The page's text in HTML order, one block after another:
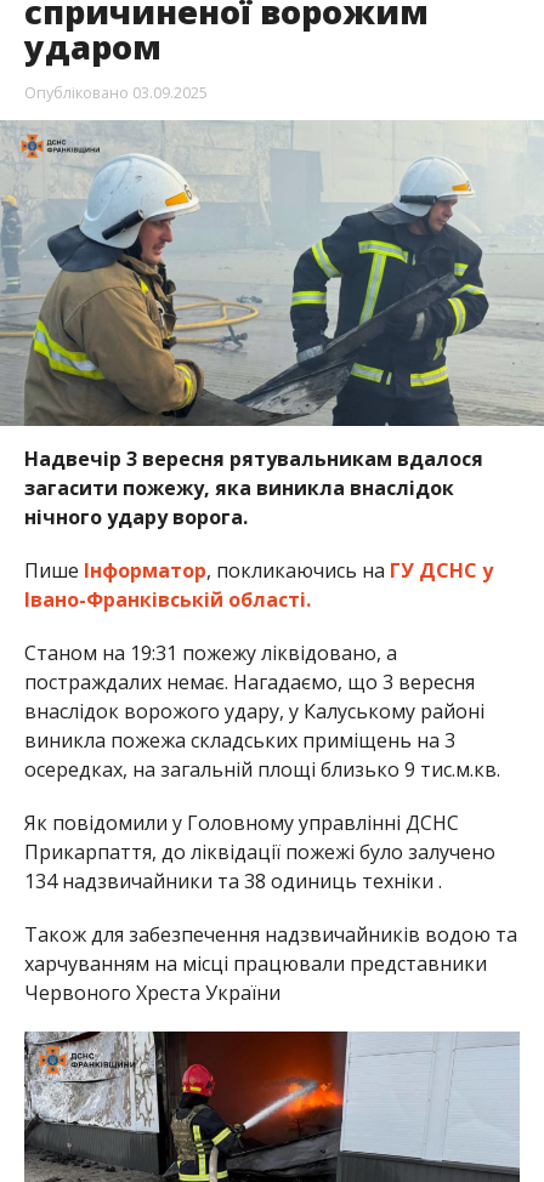
спричиненої ворожим
ударом
Опубліковано 03.09.2025
Надвечір 3 вересня рятувальникам вдалося
загасити пожежу, яка виникла внаслідок
нічного удару ворога.
Пише Інформатор, покликаючись на ГУ ДСНС у
Івано-Франківській області.
Станом на 19:31 пожежу ліквідовано, а
постраждалих немає. Нагадаємо, що 3 вересня
внаслідок ворожого удару, у Калуському районі
виникла пожежа складських приміщень на 3
осередках, на загальній площі близько 9 тис.м.кв.
Як повідомили у Головному управлінні ДСНС
Прикарпаття, до ліквідації пожежі було залучено
134 надзвичайники та 38 одиниць техніки .
Також для забезпечення надзвичайників водою та
харчуванням на місці працювали представники
Червоного Хреста України